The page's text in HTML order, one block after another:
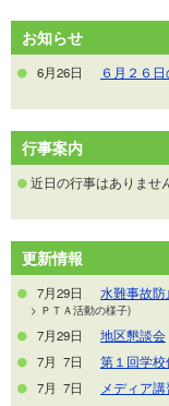
お知らせ
6月26日 ６月２６
行事案内
近日の行事はありませ
更新情報
7月29日 水難事故
> ＰＴＡ活動の様子)
7月29日 地区懇談会
7月 7日 第１回学
7月 7日 メディア